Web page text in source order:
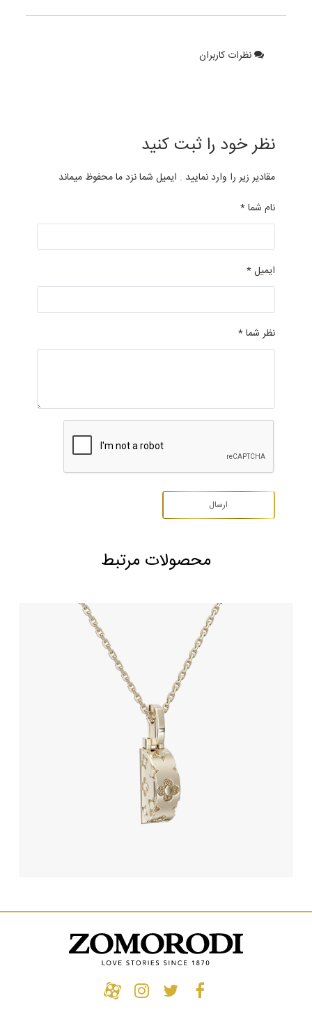
نظرات کاربران
نظر خود را ثبت کنید
مقادیر زیر را وارد نمایید . ایمیل شما نزد ما محفوظ میماند
نام شما *
ایمیل *
نظر شما *
محصولات مرتبط
آویز طلا طرح لویی ویتون
234,060,000